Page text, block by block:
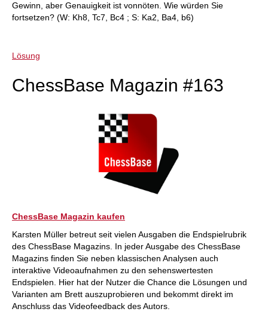
Gewinn, aber Genauigkeit ist vonnöten. Wie würden Sie
fortsetzen? (W: Kh8, Tc7, Bc4 ; S: Ka2, Ba4, b6)
Lösung
ChessBase Magazin #163
ChessBase Magazin kaufen
Karsten Müller betreut seit vielen Ausgaben die Endspielrubrik
des ChessBase Magazins. In jeder Ausgabe des ChessBase
Magazins finden Sie neben klassischen Analysen auch
interaktive Videoaufnahmen zu den sehenswertesten
Endspielen. Hier hat der Nutzer die Chance die Lösungen und
Varianten am Brett auszuprobieren und bekommt direkt im
Anschluss das Videofeedback des Autors.